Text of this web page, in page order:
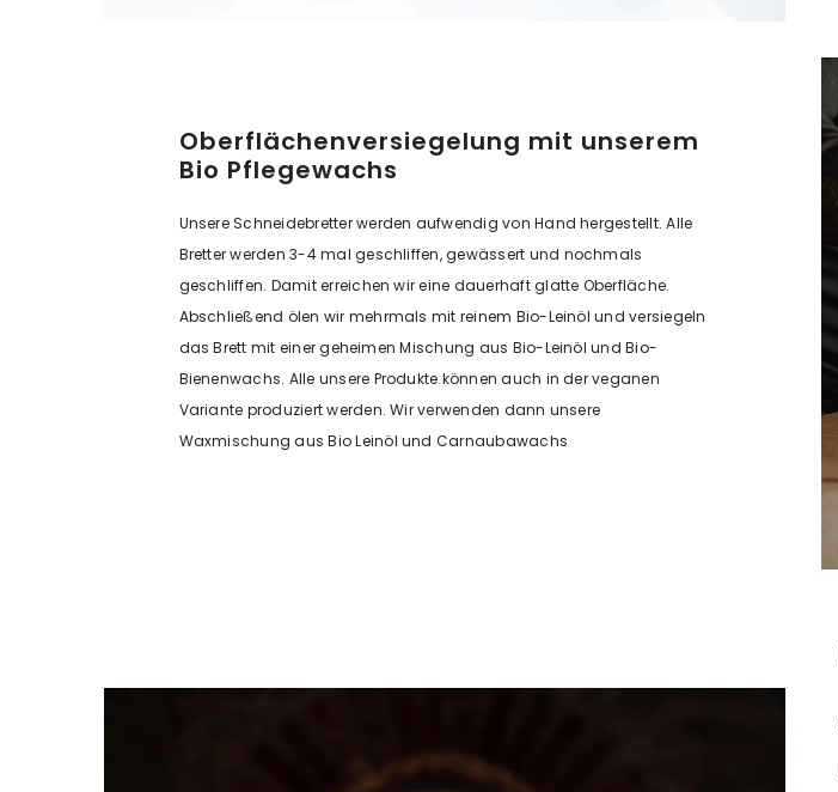
Oberflächenversiegelung mit unserem
Bio Pflegewachs
Unsere Schneidebretter werden aufwendig von Hand hergestellt. Alle
Bretter werden 3-4 mal geschliffen, gewässert und nochmals
geschliffen. Damit erreichen wir eine dauerhaft glatte Oberfläche.
Abschließend ölen wir mehrmals mit reinem Bio-Leinöl und versiegeln
das Brett mit einer geheimen Mischung aus Bio-Leinöl und Bio-
Bienenwachs. Alle unsere Produkte können auch in der veganen
Variante produziert werden. Wir verwenden dann unsere
Waxmischung aus Bio Leinöl und Carnaubawachs